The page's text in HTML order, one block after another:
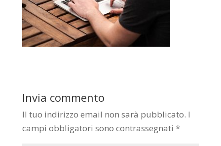
Invia commento
Il tuo indirizzo email non sarà pubblicato. I
campi obbligatori sono contrassegnati *